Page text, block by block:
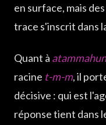
en surface, mais des
trace s'inscrit dans
Quant à
racine t-m-m, il
décisive : qui est
réponse tient dans